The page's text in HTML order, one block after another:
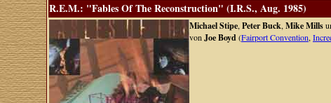
R.E.M.: "Fables Of The Reconstruction" (I.R.S., Aug. 1985)
Michael Stipe, Peter Buck, Mike Mills
von Joe Boyd(Fairport Convention,